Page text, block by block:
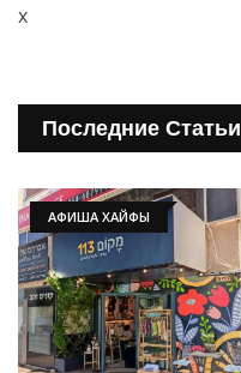
x
Последние Статьи
АФИША ХАЙФЫ